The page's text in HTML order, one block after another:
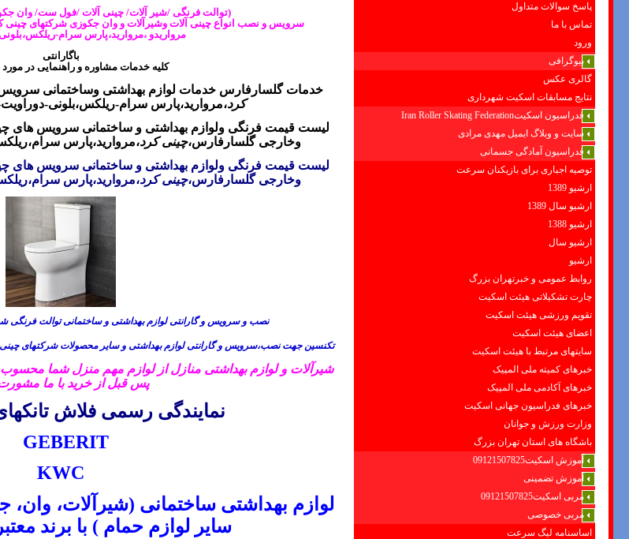
پاسخ سوالات متداول
تماس با ما
ورود
بیوگرافی
گالری عکس
نتایج مسابقات اسکیت شهرداری
فدراسیون اسکیتIran Roller Skating Federation
سایت و وبلاگ ایمیل مهدی مرادی
فدراسیون آمادگی جسمانی
توصیه اجباری برای بازیکنان سرعت
ارشیو 1389
ارشیو سال 1389
ارشیو 1388
ارشیو سال
ارشیو
روابط عمومی و خبرتهران بزرگ
چارت تشکیلاتی هیئت اسکیت
تقویم ورزشی هیئت اسکیت
اعضای هیئت اسکیت
سایتهای مرتبط با هیئت اسکیت
خبرهای کمیته ملی المپیک
خبرهای آکادمی ملی المپیک
خبرهای فدراسیون جهانی اسکیت
وزارت ورزش و جوانان
باشگاه های استان تهران بزرگ
آموزش اسکیت09121507825
آموزش تضمینی
مربی اسکیت09121507825
مربی خصوصی
اساسنامه لیگ سرعت
(توالت فرنگی /شیر آلات/ چینی آلات /فول ست/ وان
سرویس و نصب انواع چینی آلات وشیرآلات و وان جکوزی شرکتهای
مرواریدو ،مروارید،پارس سرام-
باگارانتی
کلیه خدمات مشاوره و راهنمایی در
خدمات گلسارفارس خدمات لوازم بهداشتی وساختمانی
کرد،مروارید،پارس سرام-ریلکس،بلونی-دوراویت-
لیست قیمت فرنگی ولوازم بهداشتی و ساختمانی سرویس های
وخارجیگلسارفارس،چینی کرد،مروارید،پارس
لیست قیمت فرنگی ولوازم بهداشتی و ساختمانی سرویس های
وخارجیگلسارفارس،چینی کرد،مروارید،پارس
نصب و سرویس و گارانتی لوازم بهداشتی و ساختمانی توالت
تکنسین جهت نصب،سرویس و گارانتی لوازم بهداشتی و سایر محصولات شرکتهای
شیرآلات و لوازم بهداشتی منازل از لوازم مهم منزل شما محسوب
پس قبل از خرید با ما
نمایندگی رسمی فلاش
GEBERIT
KWC
لوازم بهداشتی ساختمانی (شیرآلات،
سایر لوازم حمام ) با برند